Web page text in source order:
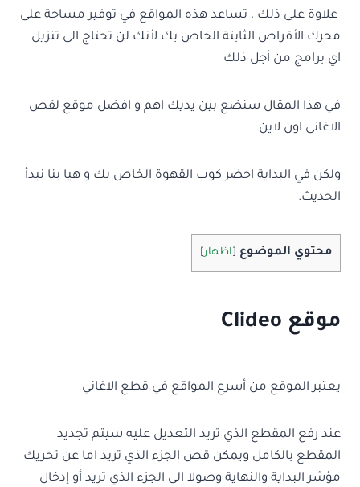
علاوة على ذلك ، تساعد هذه المواقع في توفير مساحة على
محرك الأقراص الثابتة الخاص بك لأنك لن تحتاج الى تنزيل
اي برامج من أجل ذلك
في هذا المقال سنضع بين يديك اهم و افضل موقع لقص
الاغانى اون لاين
ولكن في البداية احضر كوب القهوة الخاص بك و هيا بنا نبدأ
الحديث.
محتوي الموضوع [اظهار]
موقع Clideo
يعتبر الموقع من أسرع المواقع في قطع الاغاني
عند رفع المقطع الذي تريد التعديل عليه سيتم تجديد
المقطع بالكامل ويمكن قص الجزء الذي تريد اما عن تحريك
مؤشر البداية والنهاية وصولا الى الجزء الذي تريد أو إدخال